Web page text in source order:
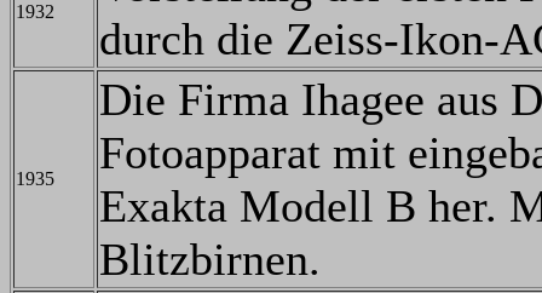
1932
durch die Zeiss-Ikon-
1935
Die Firma Ihagee aus
Fotoapparat mit
Exakta Modell B her.
Blitzbirnen.